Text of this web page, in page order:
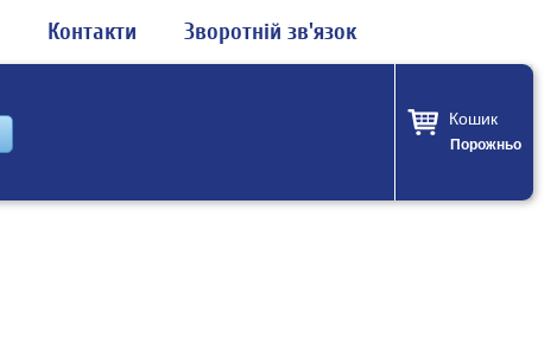
Контакти Зворотній зв'язок
Кошик
Порожньо